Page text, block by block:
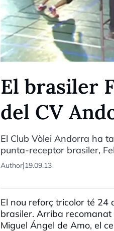
El brasiler
del CV
El Club Vòlei Andorra ha
punta-receptor brasiler,
Author|19.09.13
El nou reforç tricolor té
brasiler. Arriba
Miguel Ángel de Amo, el